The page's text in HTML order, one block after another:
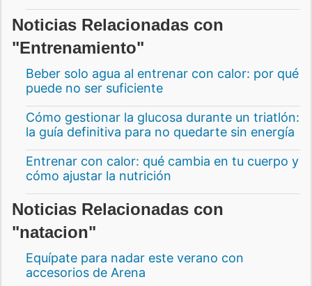
Noticias Relacionadas con
"Entrenamiento"
Beber solo agua al entrenar con calor: por qué
puede no ser suficiente
Cómo gestionar la glucosa durante un triatlón:
la guía definitiva para no quedarte sin energía
Entrenar con calor: qué cambia en tu cuerpo y
cómo ajustar la nutrición
Noticias Relacionadas con
"natacion"
Equípate para nadar este verano con
accesorios de Arena